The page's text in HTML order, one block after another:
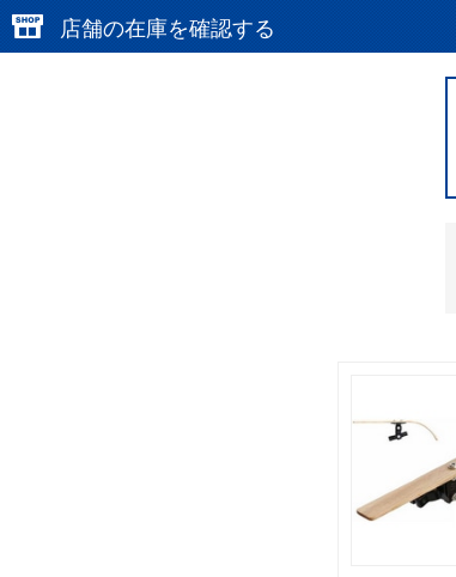
店舗の在庫を確認する